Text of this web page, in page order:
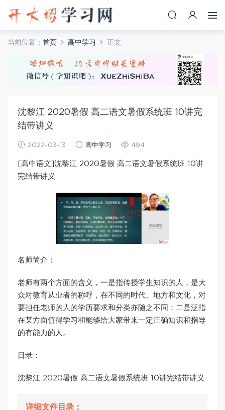
当前位置： 首页 高中学习 正文
沈黎江 2020暑假 高二语文暑假系统班 10讲完
结带讲义
2022-03-13 高中学习 494
[高中语文]沈黎江 2020暑假 高二语文暑假系统班 10讲
完结带讲义
名师简介：
老师有两个方面的含义，一是指传授学生知识的人，是大
众对教育从业者的称呼，在不同的时代、地方和文化，对
要担任老师的人的学历要求和分类亦随之不同；二是泛指
在某方面值得学习和能够给大家带来一定正确知识和指导
的有能力的人。
目录：
沈黎江 2020暑假 高二语文暑假系统班 10讲完结带讲义